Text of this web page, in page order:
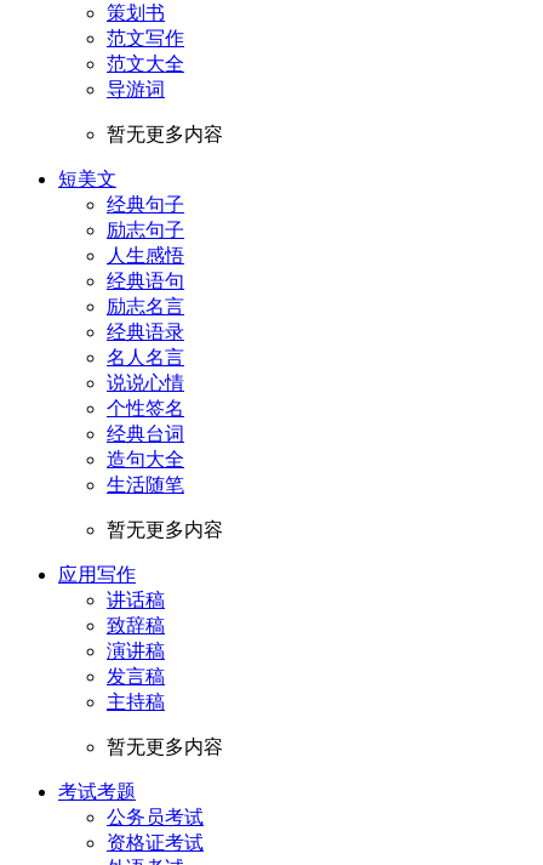
策划书
范文写作
范文大全
导游词
暂无更多内容
短美文
经典句子
励志句子
人生感悟
经典语句
励志名言
经典语录
名人名言
说说心情
个性签名
经典台词
造句大全
生活随笔
暂无更多内容
应用写作
讲话稿
致辞稿
演讲稿
发言稿
主持稿
暂无更多内容
考试考题
公务员考试
资格证考试